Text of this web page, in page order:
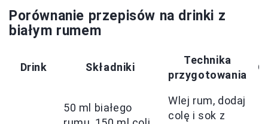
Porównanie przepisów na drinki z
białym rumem
Drink Składniki
Technika
przygotowania
50 ml białego
Wlej rum, dodaj
colę i sok z